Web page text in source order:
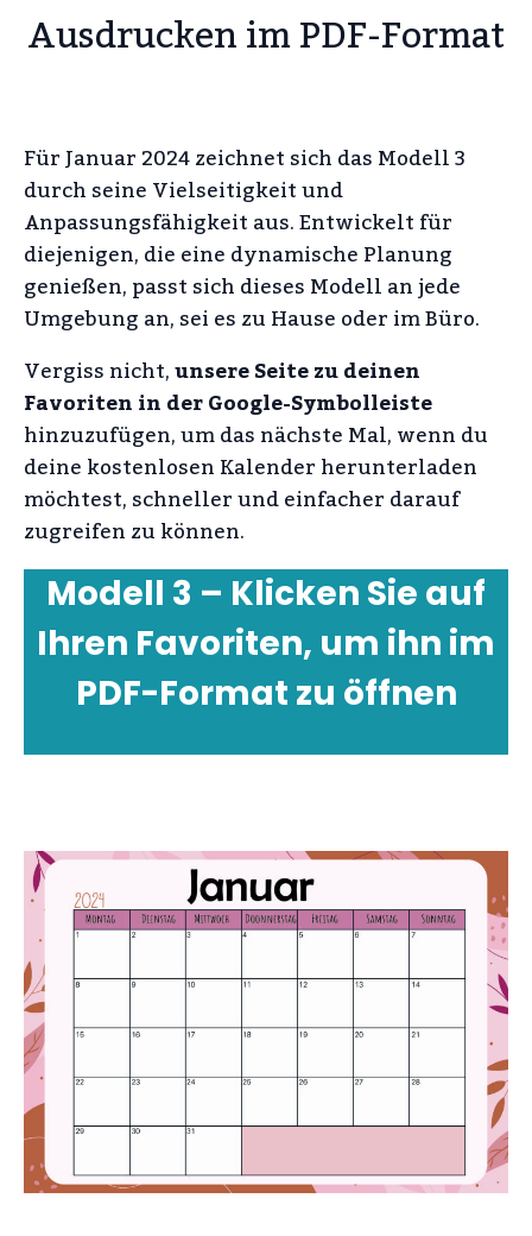
Ausdrucken im PDF-Format
Für Januar 2024 zeichnet sich das Modell 3
durch seine Vielseitigkeit und
Anpassungsfähigkeit aus. Entwickelt für
diejenigen, die eine dynamische Planung
genießen, passt sich dieses Modell an jede
Umgebung an, sei es zu Hause oder im Büro.
Vergiss nicht,unsere Seite zu deinen
Favoriten in der Google-Symbolleiste
hinzuzufügen, um das nächste Mal, wenn du
deine kostenlosen Kalender herunterladen
möchtest, schneller und einfacher darauf
zugreifen zu können.
Modell 3 – Klicken Sie auf
Ihren Favoriten, um ihn im
PDF-Format zu öffnen